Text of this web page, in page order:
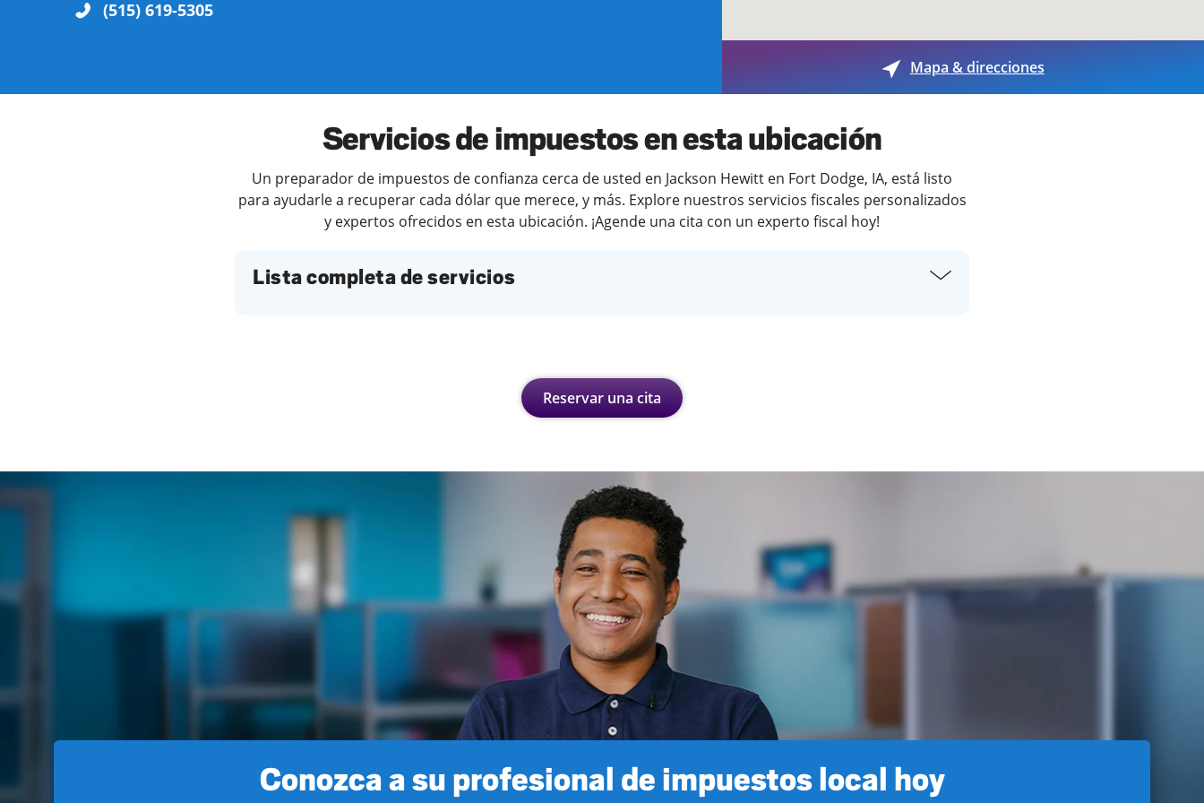
(515) 619-5305
Mapa & direcciones
Servicios de impuestos en esta ubicación
Un preparador de impuestos de confianza cerca de usted en Jackson Hewitt en Fort Dodge, IA, está listo
para ayudarle a recuperar cada dólar que merece, y más. Explore nuestros servicios fiscales personalizados
y expertos ofrecidos en esta ubicación. ¡Agende una cita con un experto fiscal hoy!
Lista completa de servicios
Reservar una cita
Conozca a su profesional de impuestos local hoy